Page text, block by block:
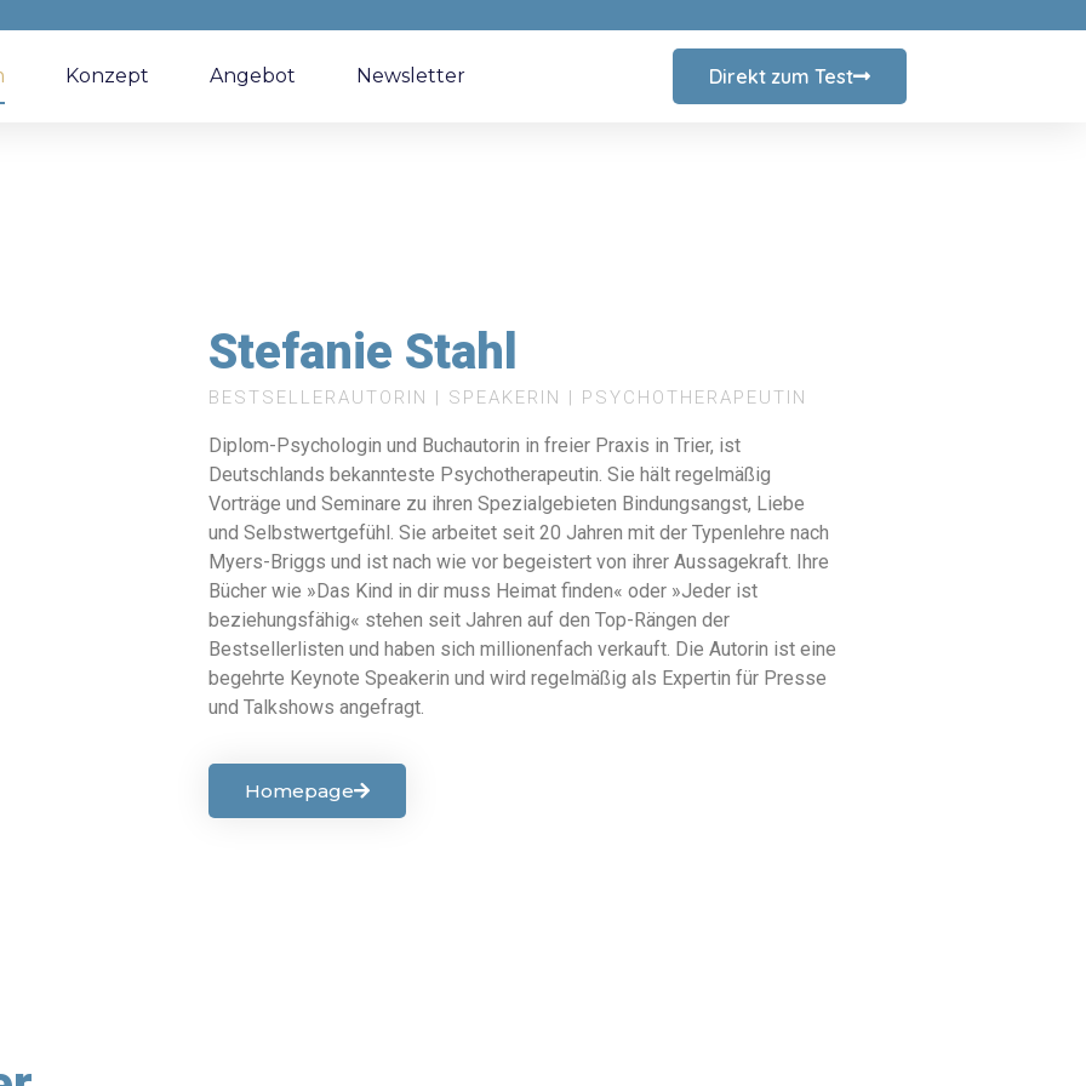
Konzept Angebot Newsletter Direkt zum Test
Stefanie Stahl
BESTSELLERAUTORIN | SPEAKERIN | PSYCHOTHERAPEUTIN
Diplom-Psychologin und Buchautorin in freier Praxis in Trier, ist
Deutschlands bekannteste Psychotherapeutin. Sie hält regelmäßig
Vorträge und Seminare zu ihren Spezialgebieten Bindungsangst, Liebe
und Selbstwertgefühl. Sie arbeitet seit 20 Jahren mit der Typenlehre nach
Myers-Briggs und ist nach wie vor begeistert von ihrer Aussagekraft. Ihre
Bücher wie »Das Kind in dir muss Heimat finden« oder »Jeder ist
beziehungsfähig« stehen seit Jahren auf den Top-Rängen der
Bestsellerlisten und haben sich millionenfach verkauft. Die Autorin ist eine
begehrte Keynote Speakerin und wird regelmäßig als Expertin für Presse
und Talkshows angefragt.
Homepage